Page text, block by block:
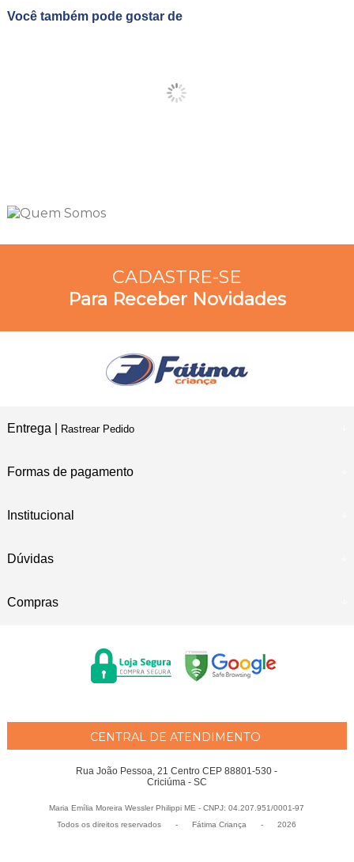
Você também pode gostar de
CADASTRE-SE
Para Receber Novidades
Entrega | Rastrear Pedido
Formas de pagamento
Institucional
Dúvidas
Compras
CENTRAL DE ATENDIMENTO
Rua João Pessoa, 21 Centro CEP 88801-530 -
Criciúma - SC
Maria Emília Moreira Wessler Philippi ME - CNPJ: 04.207.951/0001-97
Todos os direitos reservados
- Fátima Criança - 2026